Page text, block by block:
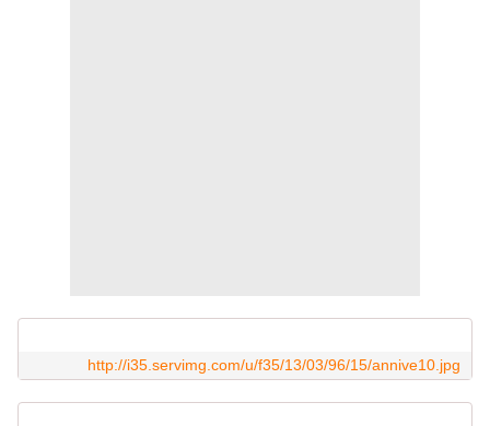
http://i35.servimg.com/u/f35/13/03/96/15/annive10.jpg